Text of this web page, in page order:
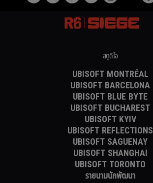
สตูดิโอ
UBISOFT MONTRÉAL
UBISOFT BARCELONA
UBISOFT BLUE BYTE
UBISOFT BUCHAREST
UBISOFT KYIV
UBISOFT REFLECTIONS
UBISOFT SAGUENAY
UBISOFT SHANGHAI
UBISOFT TORONTO
รายนามนักพัฒนา